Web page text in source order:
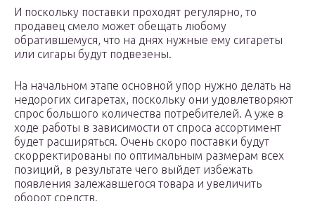
И поскольку поставки проходят регулярно, то
продавец смело может обещать любому
обратившемуся, что на днях нужные ему сигареты
или сигары будут подвезены.
На начальном этапе основной упор нужно делать на
недорогих сигаретах, поскольку они удовлетворяют
спрос большого количества потребителей. А уже в
ходе работы в зависимости от спроса ассортимент
будет расширяться. Очень скоро поставки будут
скорректированы по оптимальным размерам всех
позиций, в результате чего выйдет избежать
появления залежавшегося товара и увеличить
оборот средств.